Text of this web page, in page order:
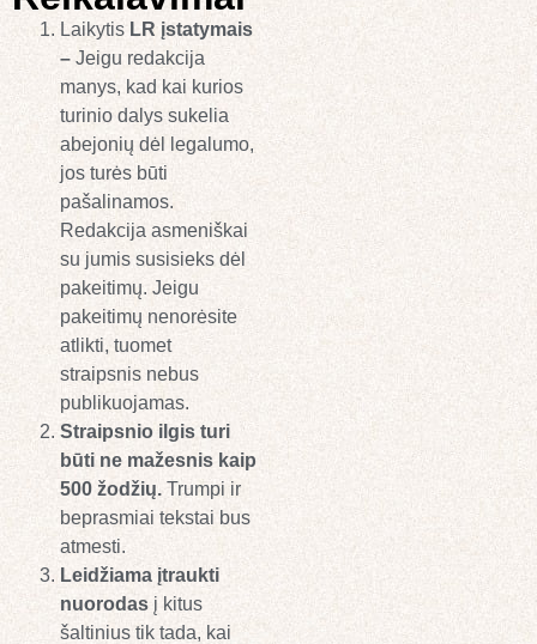
Laikytis LR įstatymais
– Jeigu redakcija
manys, kad kai kurios
turinio dalys sukelia
abejonių dėl legalumo,
jos turės būti
pašalinamos.
Redakcija asmeniškai
su jumis susisieks dėl
pakeitimų. Jeigu
pakeitimų nenorėsite
atlikti, tuomet
straipsnis nebus
publikuojamas.
Straipsnio ilgis turi
būti ne mažesnis kaip
500 žodžių. Trumpi ir
beprasmiai tekstai bus
atmesti.
Leidžiama įtraukti
nuorodas į kitus
šaltinius tik tada, kai